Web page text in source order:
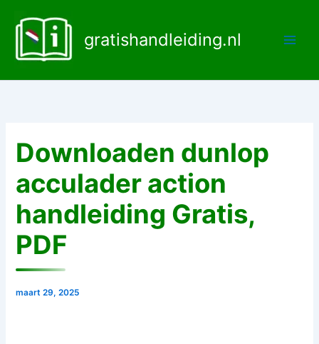
naar
inhoud
gratishandleiding.nl
Downloaden dunlop
acculader action
handleiding Gratis,
PDF
maart 29, 2025